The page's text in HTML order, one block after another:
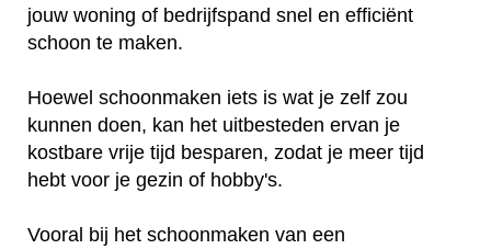
jouw woning of bedrijfspand snel en efficiënt
schoon te maken.
Hoewel schoonmaken iets is wat je zelf zou
kunnen doen, kan het uitbesteden ervan je
kostbare vrije tijd besparen, zodat je meer tijd
hebt voor je gezin of hobby's.
Vooral bij het schoonmaken van een